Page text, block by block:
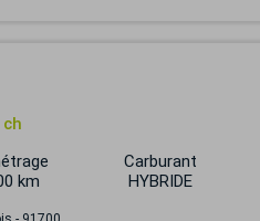
km
Carburant
HYBRIDE